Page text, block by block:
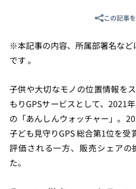
この記事
※本記事の内容、所属部署名など
です 。
子供や大切なモノの位置情報を
もりGPSサービスとして、2021
の「あんしんウォッチャー」。
子ども見守りGPS 総合第1位を受
評価される一方、販売シェア
た。